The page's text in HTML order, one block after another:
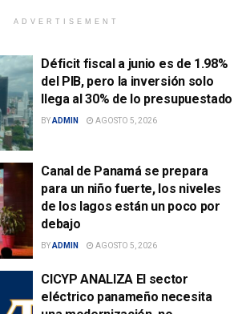
ADVERTISEMENT
Déficit fiscal a junio es de 1.98%
del PIB, pero la inversión solo
llega al 30% de lo presupuestado
BYADMIN AGOSTO 5, 2026
Canal de Panamá se prepara
para un niño fuerte, los niveles
de los lagos están un poco por
debajo
BYADMIN AGOSTO 5, 2026
CICYP ANALIZA El sector
eléctrico panameño necesita